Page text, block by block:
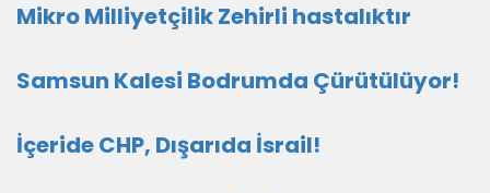
Mikro Milliyetçilik Zehirli hastalıktır
Samsun Kalesi Bodrumda Çürütülüyor!
İçeride CHP, Dışarıda İsrail!